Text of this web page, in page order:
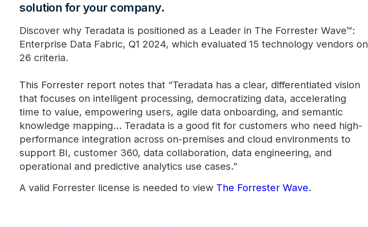
solution for your company.
Discover why Teradata is positioned as a Leader in The Forrester Wave™:
Enterprise Data Fabric, Q1 2024, which evaluated 15 technology vendors on
26 criteria.
This Forrester report notes that “Teradata has a clear, differentiated vision
that focuses on intelligent processing, democratizing data, accelerating
time to value, empowering users, agile data onboarding, and semantic
knowledge mapping... Teradata is a good fit for customers who need high-
performance integration across on-premises and cloud environments to
support BI, customer 360, data collaboration, data engineering, and
operational and predictive analytics use cases.”
A valid Forrester license is needed to view The Forrester Wave.